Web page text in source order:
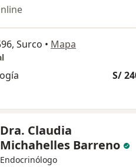
Surco • Mapa
S/
Dra. Claudia
Michahelles Barreno
Endocrinólogo